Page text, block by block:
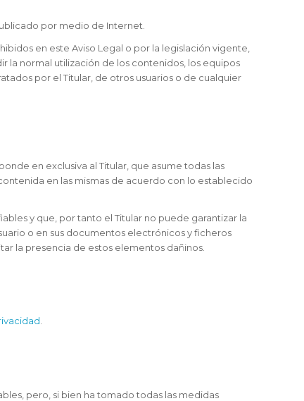
por medio de Internet.
en este Aviso Legal o por la legislación vigente,
la normal utilización de los contenidos, los equipos
por el Titular, de otros usuarios o de cualquier
en exclusiva al Titular, que asume todas las
en las mismas de acuerdo con lo establecido
y que, por tanto el Titular no puede garantizar la
o en sus documentos electrónicos y ficheros
la presencia de estos elementos dañinos.
.
pero, si bien ha tomado todas las medidas